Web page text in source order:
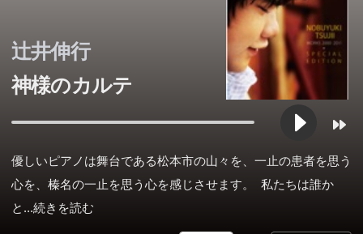
辻井伸行
神様のカルテ
優しいピアノは舞台である松本市の山々を、一止の患者を思う
心を、榛名の一止を思う心を感じさせます。 私たちは誰か
と ...続きを読む